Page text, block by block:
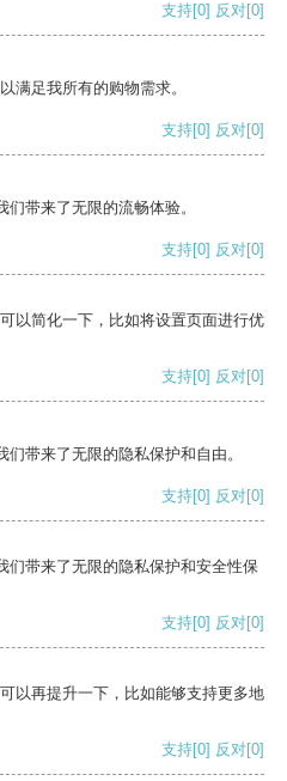
支持[0] 反对[0]
满足我所有的购物需求。
支持[0] 反对[0]
带来了无限的流畅体验。
支持[0] 反对[0]
以简化一下，比如将设置页面进行优
支持[0] 反对[0]
带来了无限的隐私保护和自由。
支持[0] 反对[0]
们带来了无限的隐私保护和安全性保
支持[0] 反对[0]
以再提升一下，比如能够支持更多地
支持[0] 反对[0]